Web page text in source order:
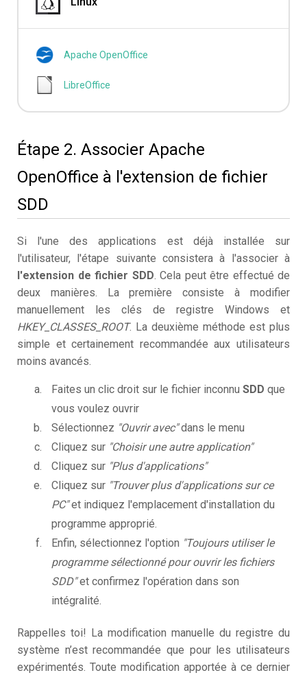
Apache OpenOffice
LibreOffice
Étape 2. Associer Apache
OpenOffice à l'extension de fichier
SDD
Si l'une des applications est déjà installée sur
l'utilisateur, l'étape suivante consistera à l'associer à
l'extension de fichier SDD. Cela peut être effectué de
deux manières. La première consiste à modifier
manuellement les clés de registre Windows et
HKEY_CLASSES_ROOT. La deuxième méthode est plus
simple et certainement recommandée aux utilisateurs
moins avancés.
Faites un clic droit sur le fichier inconnu SDD que
vous voulez ouvrir
Sélectionnez "Ouvrir avec"dans le menu
Cliquez sur "Choisir une autre application"
Cliquez sur "Plus d'applications"
Cliquez sur "Trouver plus d'applications sur ce
PC"et indiquez l'emplacement d'installation du
programme approprié.
Enfin, sélectionnez l'option "Toujours utiliser le
programme sélectionné pour ouvrir les fichiers
SDD"et confirmez l'opération dans son
intégralité.
Rappelles toi! La modification manuelle du registre du
système n’est recommandée que pour les utilisateurs
expérimentés. Toute modification apportée à ce dernier